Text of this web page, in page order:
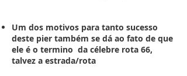
Um dos motivos para tanto sucesso
deste pier também se dá ao fato de que
ele é o termino da célebre rota 66,
talvez a estrada/rota